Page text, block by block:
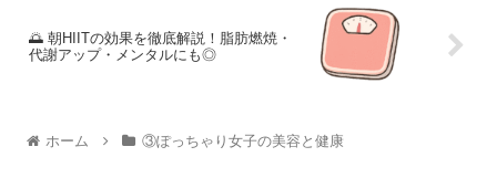
🌅 朝HIITの効果を徹底解説！脂肪燃焼・
代謝アップ・メンタルにも◎
ホーム ③ぽっちゃり女子の美容と健康